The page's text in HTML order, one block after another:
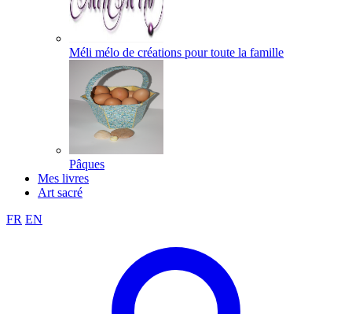
Méli mélo de créations pour toute la famille
Pâques
Mes livres
Art sacré
FR EN